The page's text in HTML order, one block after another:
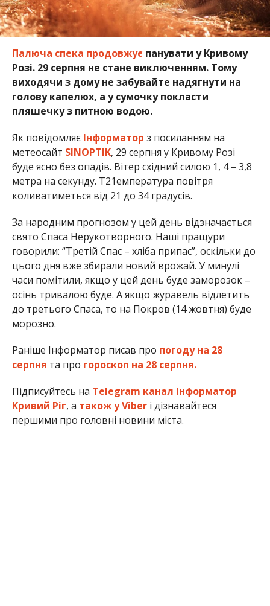
Палюча спека продовжує панувати у Кривому
Розі. 29 серпня не стане виключенням. Тому
виходячи з дому не забувайте надягнути на
голову капелюх, а у сумочку покласти
пляшечку з питною водою.
Як повідомляє Інформатор з посиланням на
метеосайт SINOPTIK, 29 серпня у Кривому Розі
буде ясно без опадів. Вітер східний силою 1, 4 – 3,8
метра на секунду. Т21емпература повітря
коливатиметься від 21 до 34 градусів.
За народним прогнозом у цей день відзначається
свято Спаса Нерукотворного. Наші пращури
говорили: “Третій Спас – хліба припас”, оскільки до
цього дня вже збирали новий врожай. У минулі
часи помітили, якщо у цей день буде заморозок –
осінь тривалою буде. А якщо журавель відлетить
до третього Спаса, то на Покров (14 жовтня) буде
морозно.
Раніше Інформатор писав про погоду на 28
серпня та про гороскоп на 28 серпня.
Підписуйтесь на Telegram канал Інформатор
Кривий Ріг, а також у Viberі дізнавайтеся
першими про головні новини міста.